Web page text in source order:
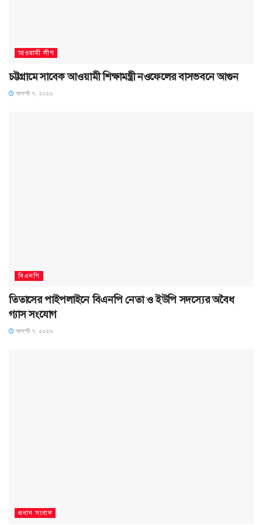
আওয়ামী লীগ
চট্টগ্রামে সাবেক আওয়ামী শিক্ষামন্ত্রী নওফেলের বাসভবনে আগুন
আগস্ট ৭, ২০২৬
বিএনপি
তিতাসের পাইপলাইনে বিএনপি নেতা ও ইউপি সদস্যের অবৈধ
গ্যাস সংযোগ
আগস্ট ৭, ২০২৬
প্রধান সংবাদ